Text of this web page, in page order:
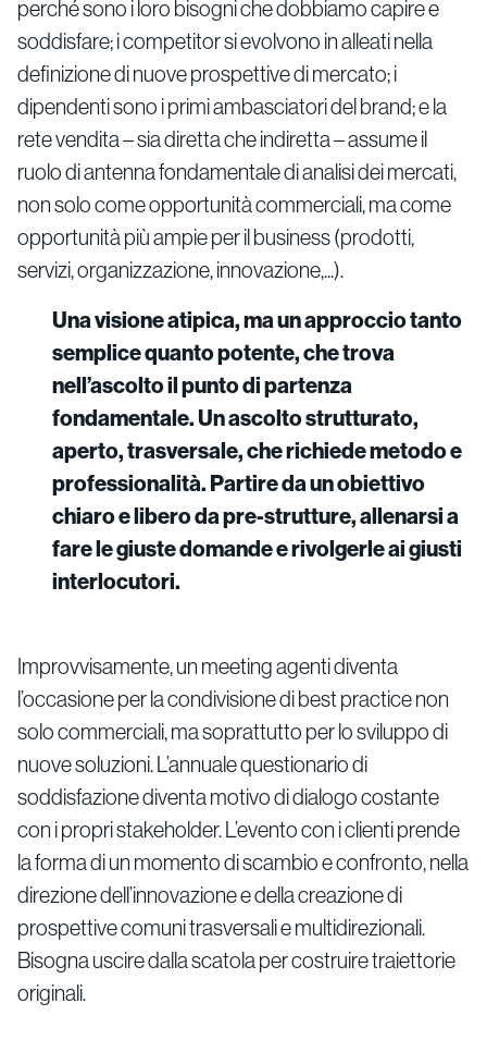
perché sono i loro bisogni che dobbiamo capire e
soddisfare; i competitor si evolvono in alleati nella
definizione di nuove prospettive di mercato; i
dipendenti sono i primi ambasciatori del brand; e la
rete vendita – sia diretta che indiretta – assume il
ruolo di antenna fondamentale di analisi dei mercati,
non solo come opportunità commerciali, ma come
opportunità più ampie per il business (prodotti,
servizi, organizzazione, innovazione,...).
Una visione atipica, ma un approccio tanto
semplice quanto potente, che trova
nell’ascolto il punto di partenza
fondamentale. Un ascolto strutturato,
aperto, trasversale, che richiede metodo e
professionalità. Partire da un obiettivo
chiaro e libero da pre-strutture, allenarsi a
fare le giuste domande e rivolgerle ai giusti
interlocutori.
Improvvisamente, un meeting agenti diventa
l’occasione per la condivisione di best practice non
solo commerciali, ma soprattutto per lo sviluppo di
nuove soluzioni. L’annuale questionario di
soddisfazione diventa motivo di dialogo costante
con i propri stakeholder. L’evento con i clienti prende
la forma di un momento di scambio e confronto, nella
direzione dell’innovazione e della creazione di
prospettive comuni trasversali e multidirezionali.
Bisogna uscire dalla scatola per costruire traiettorie
originali.